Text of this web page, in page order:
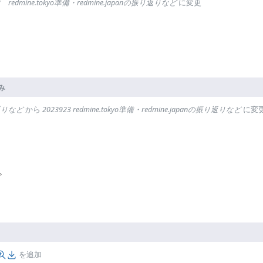
redmine.tokyo準備・redmine.japanの振り返りなどに変更
などから 2023923 redmine.tokyo準備・redmine.japanの振り返りなどに変
を追加